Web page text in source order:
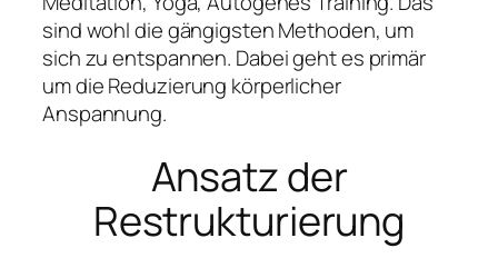
sind wohl die gängigsten Methoden, um
sich zu entspannen. Dabei geht es primär
um die Reduzierung körperlicher
Anspannung.
Ansatz der
Restrukturierung